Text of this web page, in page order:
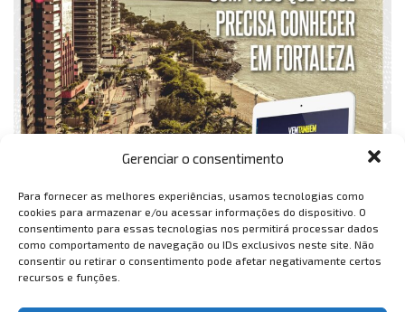
Gerenciar o consentimento
Para fornecer as melhores experiências, usamos tecnologias como
cookies para armazenar e/ou acessar informações do dispositivo. O
consentimento para essas tecnologias nos permitirá processar dados
como comportamento de navegação ou IDs exclusivos neste site. Não
consentir ou retirar o consentimento pode afetar negativamente certos
recursos e funções.